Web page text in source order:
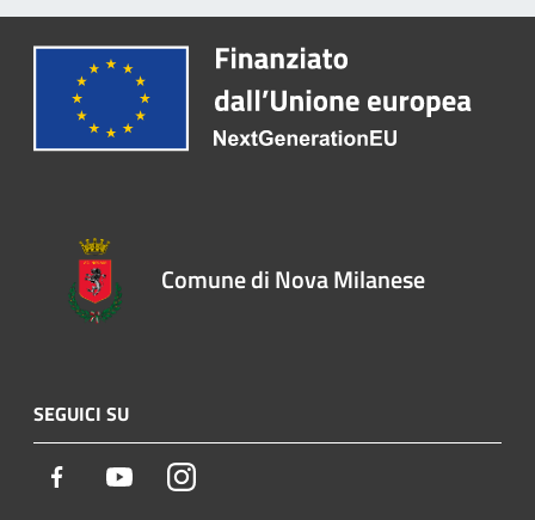
Comune di Nova Milanese
SEGUICI SU
Facebook YoutubeInstagram